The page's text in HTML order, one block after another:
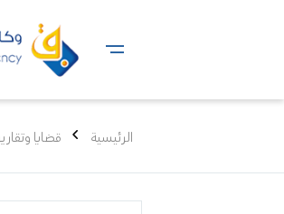
الرئيسية قضايا وتقارير